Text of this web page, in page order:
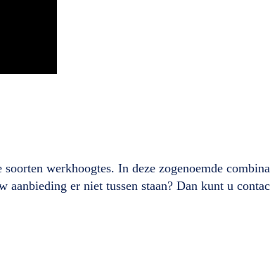
werkhoogtes. In deze zogenoemde
er niet tussen staan? Dan kunt u